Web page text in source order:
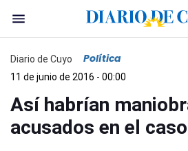
Diario de Cuyo Política
11 de junio de 2016 - 00:00
Así habrían
acusados en el